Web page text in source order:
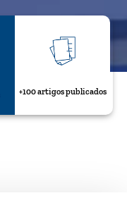
+100 artigos publicados